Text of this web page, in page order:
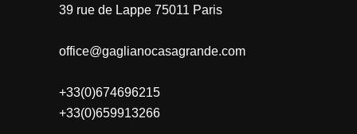
39 rue de Lappe 75011 Paris
office@gaglianocasagrande.com
+33(0)674696215
+33(0)659913266